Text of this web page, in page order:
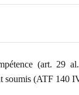
(art. 29
soumis (ATF 140